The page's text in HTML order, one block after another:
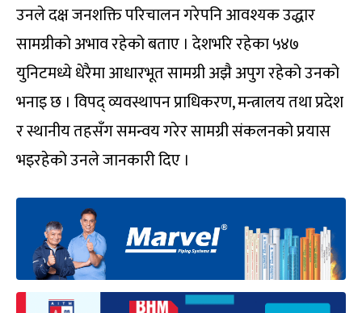
उनले दक्ष जनशक्ति परिचालन गरेपनि आवश्यक उद्धार
सामग्रीको अभाव रहेको बताए । देशभरि रहेका ५४७
युनिटमध्ये धेरैमा आधारभूत सामग्री अझै अपुग रहेको उनको
भनाइ छ । विपद् व्यवस्थापन प्राधिकरण, मन्त्रालय तथा प्रदेश
र स्थानीय तहसँग समन्वय गरेर सामग्री संकलनको प्रयास
भइरहेको उनले जानकारी दिए ।